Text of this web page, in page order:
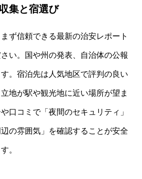
集と宿選び
ず信頼できる最新の治安レポート
い。国や州の発表、自治体の公報
。宿泊先は人気地区で評判の良い
地が駅や観光地に近い場所が望ま
口コミで「夜間のセキュリティ」
辺の雰囲気」を確認することが安全
。